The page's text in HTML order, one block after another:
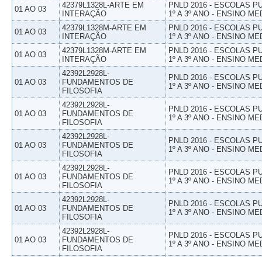
01 AO 03
42379L1328L-ARTE EM
INTERAÇÃO
PNLD 2016 - ESCOLAS
1º A 3º ANO - ENSINO
01 AO 03
42379L1328M-ARTE EM
INTERAÇÃO
PNLD 2016 - ESCOLAS
1º A 3º ANO - ENSINO
01 AO 03
42379L1328M-ARTE EM
INTERAÇÃO
PNLD 2016 - ESCOLAS
1º A 3º ANO - ENSINO
01 AO 03
42392L2928L-
FUNDAMENTOS DE
FILOSOFIA
PNLD 2016 - ESCOLAS
1º A 3º ANO - ENSINO
01 AO 03
42392L2928L-
FUNDAMENTOS DE
FILOSOFIA
PNLD 2016 - ESCOLAS
1º A 3º ANO - ENSINO
01 AO 03
42392L2928L-
FUNDAMENTOS DE
FILOSOFIA
PNLD 2016 - ESCOLAS
1º A 3º ANO - ENSINO
01 AO 03
42392L2928L-
FUNDAMENTOS DE
FILOSOFIA
PNLD 2016 - ESCOLAS
1º A 3º ANO - ENSINO
01 AO 03
42392L2928L-
FUNDAMENTOS DE
FILOSOFIA
PNLD 2016 - ESCOLAS
1º A 3º ANO - ENSINO
01 AO 03
42392L2928L-
FUNDAMENTOS DE
FILOSOFIA
PNLD 2016 - ESCOLAS
1º A 3º ANO - ENSINO